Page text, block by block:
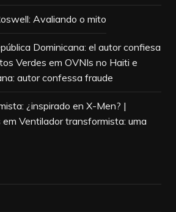
Avaliando o mito
Dominicana: el autor confiesa
Verdes em OVNIs no Haiti e
autor confessa fraude
¿inspirado en X-Men? |
em Ventilador transformista: uma